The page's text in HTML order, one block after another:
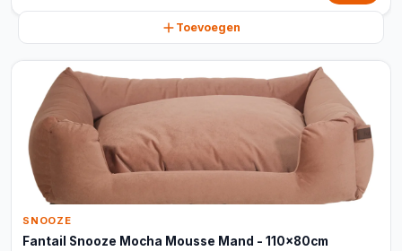
Toevoegen
SNOOZE
Fantail Snooze Mocha Mousse Mand - 110x80cm